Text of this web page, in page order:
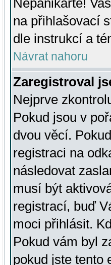
Nepanikařte!
na přihlašovací
dle instrukcí a
Návrat nahoru
Zaregistroval
Nejprve
Pokud jsou v
dvou věcí.
registraci na
následovat
musí být
registrací, buď
moci přihlásit.
Pokud vám byl
pokud jste tento